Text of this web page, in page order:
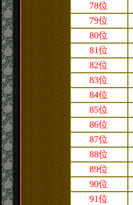
78位
79位
80位
81位
82位
83位
84位
85位
86位
87位
88位
89位
90位
91位